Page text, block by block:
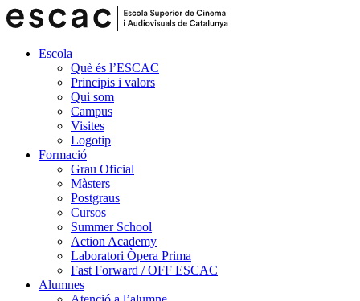
Escola
Què és l’ESCAC
Principis i valors
Qui som
Campus
Visites
Logotip
Formació
Grau Oficial
Màsters
Postgraus
Cursos
Summer School
Action Academy
Laboratori Òpera Prima
Fast Forward / OFF ESCAC
Alumnes